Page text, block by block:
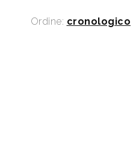
Ordine: cronologico